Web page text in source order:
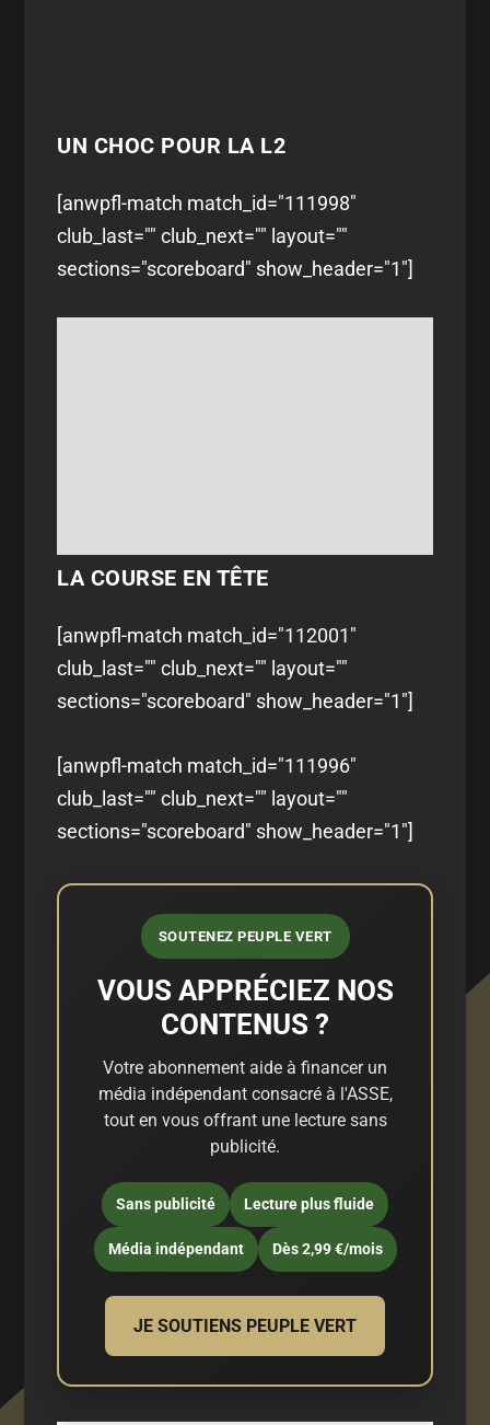
UN CHOC POUR LA L2
[anwpfl-match match_id="111998"
club_last="" club_next="" layout=""
sections="scoreboard" show_header="1"]
LA COURSE EN TÊTE
[anwpfl-match match_id="112001"
club_last="" club_next="" layout=""
sections="scoreboard" show_header="1"]
[anwpfl-match match_id="111996"
club_last="" club_next="" layout=""
sections="scoreboard" show_header="1"]
SOUTENEZ PEUPLE VERT
VOUS APPRÉCIEZ NOS
CONTENUS ?
Votre abonnement aide à financer un
média indépendant consacré à l'ASSE,
tout en vous offrant une lecture sans
publicité.
Sans publicité Lecture plus fluide
Média indépendant Dès 2,99 €/mois
JE SOUTIENS PEUPLE VERT